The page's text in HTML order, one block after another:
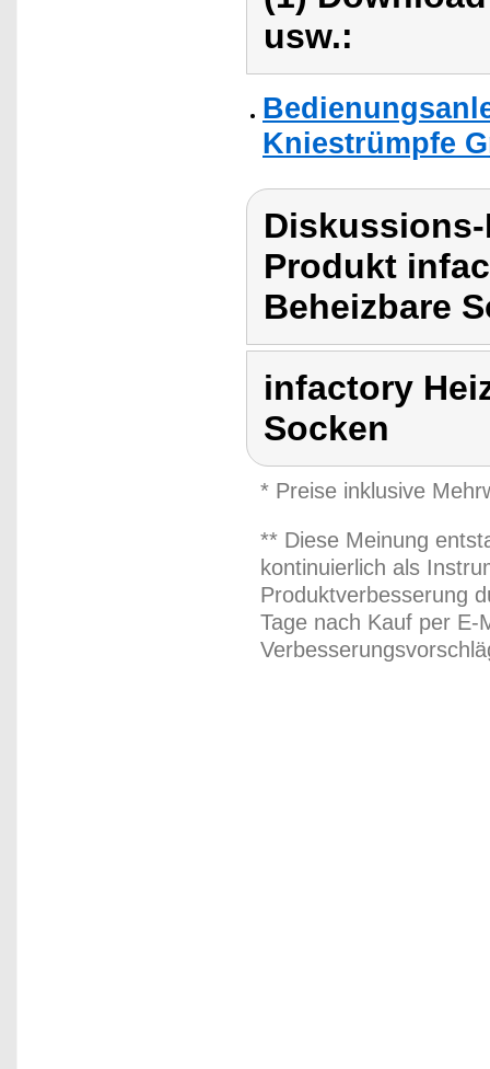
usw.:
Kniestrümpfe
Produkt
Beheizbare
infactory
Socken
* Preise inklusive
** Diese Meinung
kontinuierlich als
Produktverbesserung
Tage nach Kauf per E-